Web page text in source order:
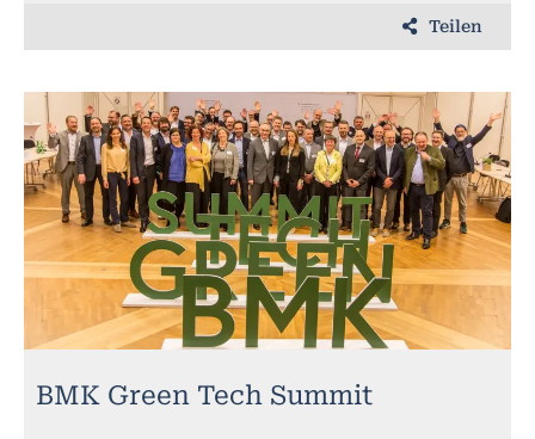
Teilen
BMK Green Tech Summit